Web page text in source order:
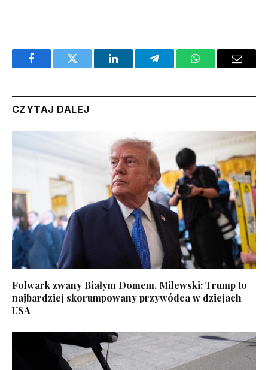
FacebookTwitter LinkedInTelegramWhatsAppEmail
CZYTAJ DALEJ
Folwark zwany Białym Domem. Milewski: Trump to
najbardziej skorumpowany przywódca w dziejach
USA